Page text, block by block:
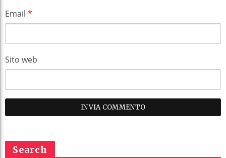
Email *
Sito web
Search